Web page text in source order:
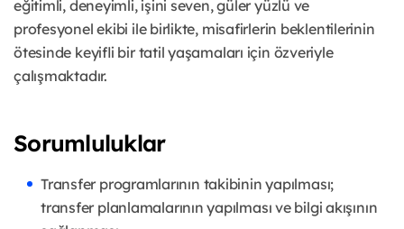
eğitimli, deneyimli, işini seven, güler yüzlü ve
profesyonel ekibi ile birlikte, misafirlerin beklentilerinin
ötesinde keyifli bir tatil yaşamaları için özveriyle
çalışmaktadır.
Sorumluluklar
Transfer programlarının takibinin yapılması;
transfer planlamalarının yapılması ve bilgi akışının